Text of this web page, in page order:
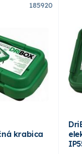
185920
krabica